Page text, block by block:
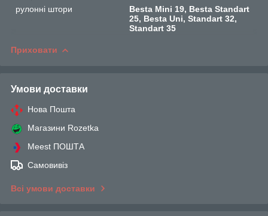
рулонні штори
Besta Mini 19, Besta Standart
25, Besta Uni, Standart 32,
Standart 35
Приховати
Умови доставки
Нова Пошта
Магазини Rozetka
Meest ПОШТА
Самовивіз
Всі умови доставки